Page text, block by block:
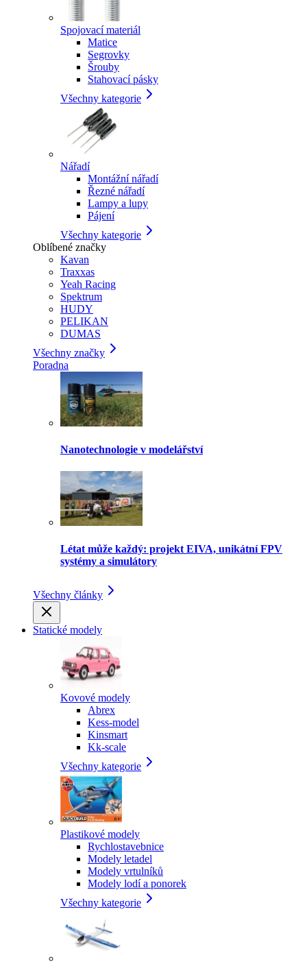
Spojovací materiál
Matice
Segrovky
Šrouby
Stahovací pásky
Všechny kategorie
Nářadí
Montážní nářadí
Řezné nářadí
Lampy a lupy
Pájení
Všechny kategorie
Oblíbené značky
Kavan
Traxxas
Yeah Racing
Spektrum
HUDY
PELIKAN
DUMAS
Všechny značky
Poradna
Nanotechnologie v modelářství
Létat může každý: projekt EIVA, unikátní FPV
systémy a simulátory
Všechny články
Statické modely
Kovové modely
Abrex
Kess-model
Kinsmart
Kk-scale
Všechny kategorie
Plastikové modely
Rychlostavebnice
Modely letadel
Modely vrtulníků
Modely lodí a ponorek
Všechny kategorie